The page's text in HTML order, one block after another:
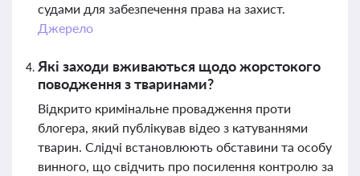
судами для забезпечення права на захист.
Джерело
Які заходи вживаються щодо жорстокого
поводження з тваринами?
Відкрито кримінальне провадження проти
блогера, який публікував відео з катуваннями
тварин. Слідчі встановлюють обставини та особу
винного, що свідчить про посилення контролю за